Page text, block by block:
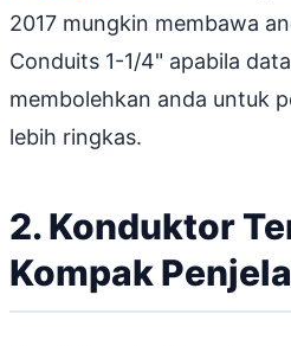
2017 mungkin membawa
Conduits 1-1/4" apabila
membolehkan anda untuk
lebih ringkas.
2. Konduktor
Kompak